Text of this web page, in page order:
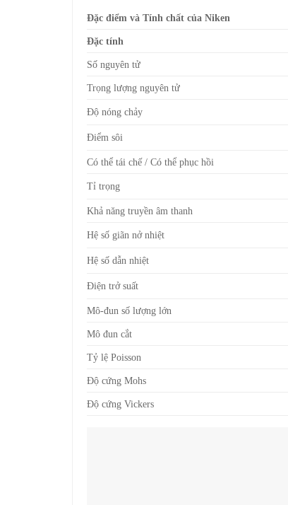
Đặc điểm và Tính chất của Niken
Đặc tính
Số nguyên tử
Trọng lượng nguyên tử
Độ nóng chảy
Điểm sôi
Có thể tái chế / Có thể phục hồi
Tỉ trọng
Khả năng truyền âm thanh
Hệ số giãn nở nhiệt
Hệ số dẫn nhiệt
Điện trở suất
Mô-đun số lượng lớn
Mô đun cắt
Tỷ lệ Poisson
Độ cứng Mohs
Độ cứng Vickers